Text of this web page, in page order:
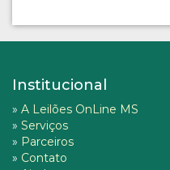
Institucional
» A Leilões OnLine MS
» Serviços
» Parceiros
» Contato